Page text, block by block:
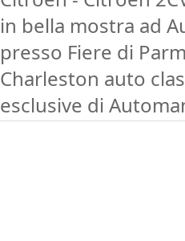
in bella mostra ad
presso Fiere di
Charleston auto
esclusive di